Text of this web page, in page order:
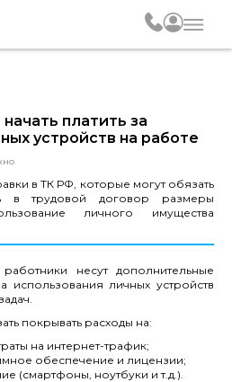
платить за
устройств на работе
в ТК РФ, которые могут обязать
в трудовой договор размеры
личного имущества
несут дополнительные
использования личных устройств
покрывать расходы на:
на интернет-трафик;
обеспечение и лицензии;
(смартфоны, ноутбуки и т.д.).